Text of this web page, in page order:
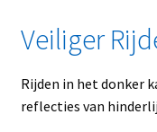
Veiliger
Rijden in het donker
reflecties van